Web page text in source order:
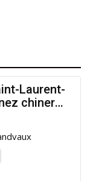
Laurent-
chiner
!